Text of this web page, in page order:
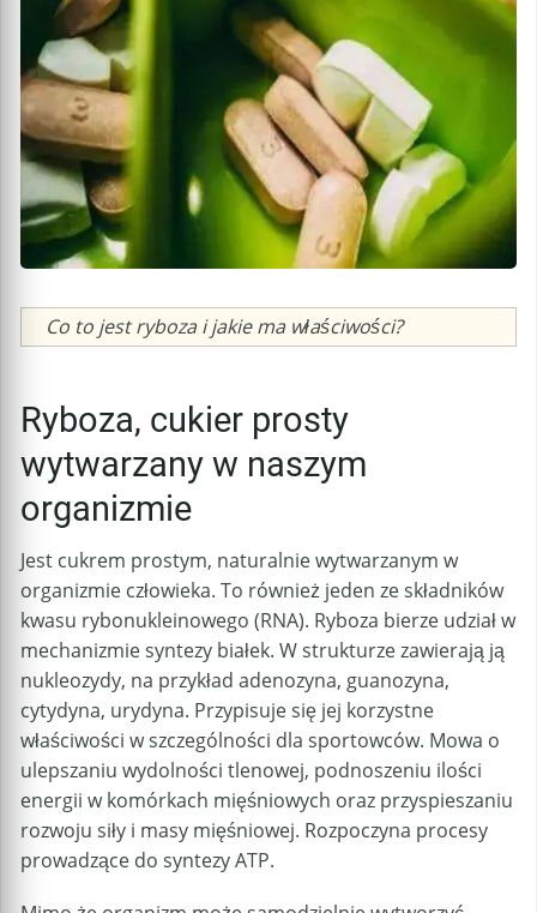
Caption
Co to jest ryboza i jakie ma właściwości?
Ryboza, cukier prosty
wytwarzany w naszym
organizmie
Jest cukrem prostym, naturalnie wytwarzanym w
organizmie człowieka. To również jeden ze składników
kwasu rybonukleinowego (RNA). Ryboza bierze udział w
mechanizmie syntezy białek. W strukturze zawierają ją
nukleozydy, na przykład adenozyna, guanozyna,
cytydyna, urydyna. Przypisuje się jej korzystne
właściwości w szczególności dla sportowców. Mowa o
ulepszaniu wydolności tlenowej, podnoszeniu ilości
energii w komórkach mięśniowych oraz przyspieszaniu
rozwoju siły i masy mięśniowej. Rozpoczyna procesy
prowadzące do syntezy ATP.